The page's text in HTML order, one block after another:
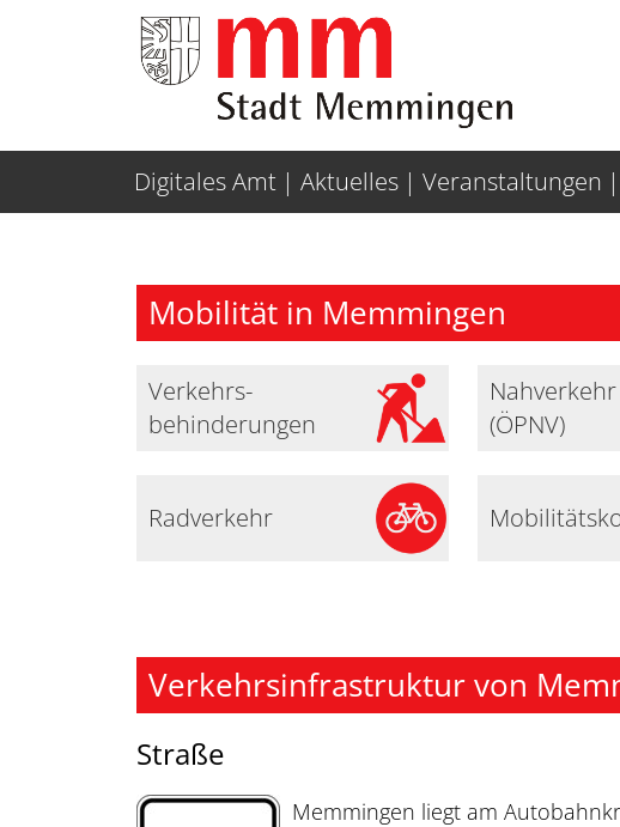
Weiter zur Navigation Weiter zum Inhalt
Digitales Amt Aktuelles Veranstaltungen
Mobilität in Memmingen
Verkehrs-
behinderungen
Radverkehr
Nahverkehr
(ÖPNV)
Verkehrsinfrastruktur von
Straße
Memmingen liegt am